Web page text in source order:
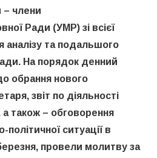
– члени
Ради (УМР) зівсієї
аналізу та подальшого
На порядок денний
обрання нового
звіт по діяльності
а також – обговорення
політичної ситуації в
провели молитву за